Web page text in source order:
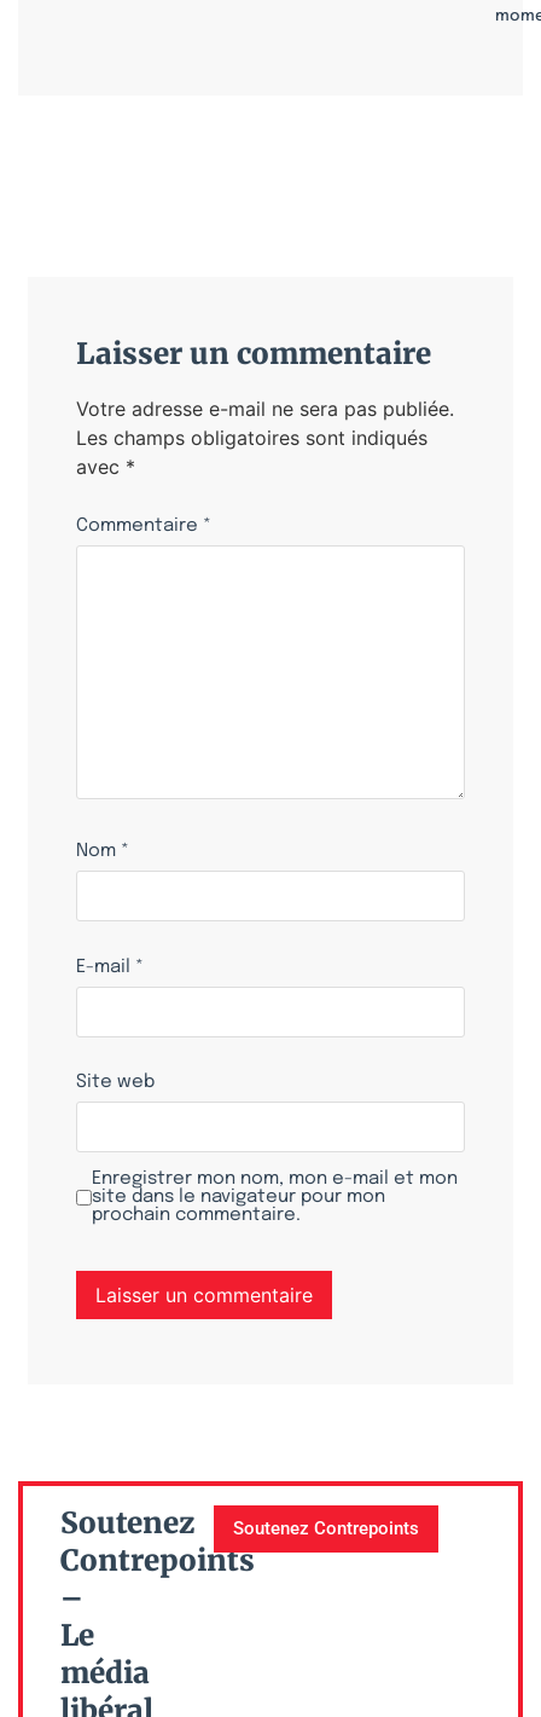
Laisser un commentaire
Votre adresse e-mail ne sera pas publiée.
Les champs obligatoires sont indiqués
avec *
Commentaire *
Nom *
E-mail *
Site web
Enregistrer mon nom, mon e-mail et mon
site dans le navigateur pour mon
prochain commentaire.
Soutenez
Contrepoints
–
Le
média
Soutenez Contrepoints